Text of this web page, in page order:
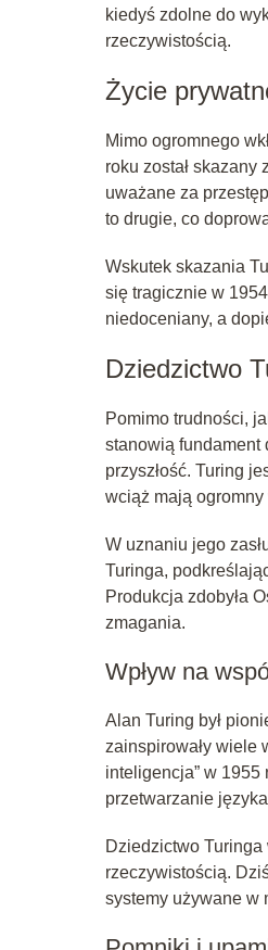
kiedyś zdolne do
rzeczywistością.
Życie
Mimo ogromnego
roku został skazany
uważane za
to drugie, co
Wskutek skazania
się tragicznie w
niedoceniany, a
Dziedzictwo
Pomimo trudności,
stanowią fundament
przyszłość. Turing
wciąż mają ogromny
W uznaniu jego
Turinga,
Produkcja zdobyła
zmagania.
Wpływ na
Alan Turing był
zainspirowały wiele
inteligencja” w
przetwarzanie
Dziedzictwo
rzeczywistością.
systemy używane w